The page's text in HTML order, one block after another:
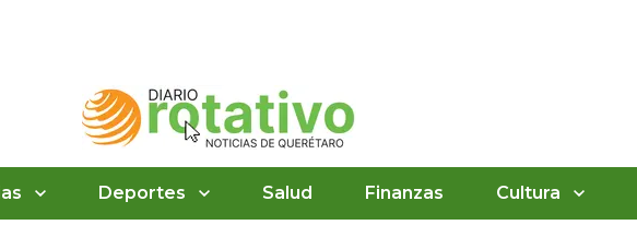
Deportes Salud Finanzas Cultura